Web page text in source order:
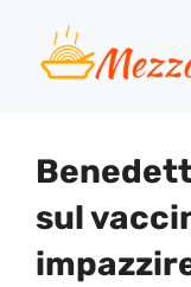
contenuto
sul